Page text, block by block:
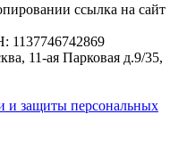
ссылка на сайт
11-ая Парковая д.9/35,
и защиты персональных